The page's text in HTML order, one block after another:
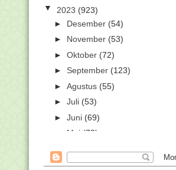
▼ 2023 (923)
► Desember (54)
► November (53)
► Oktober (72)
► September (123)
► Agustus (55)
► Juli (53)
► Juni (69)
Mei (73)
▼ Maret(101)